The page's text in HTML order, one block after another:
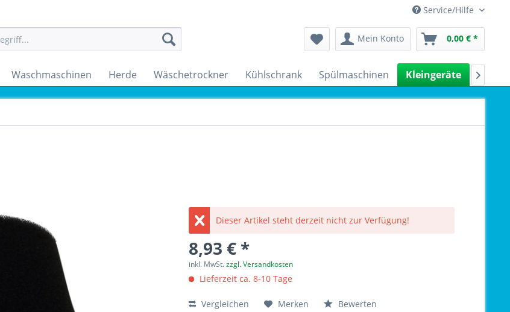
Service/Hilfe
Mein Konto 0,00 € *
Waschmaschinen Herde Wäschetrockner Kühlschrank Spülmaschinen Kleingeräte Sale

Dieser Artikel steht derzeit nicht zur Verfügung!
8,93 € *
inkl. MwSt.zzgl. Versandkosten
Lieferzeit ca. 8-10 Tage
Vergleichen Merken Bewerten